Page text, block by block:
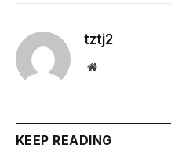
tztj2
Website
KEEP READING